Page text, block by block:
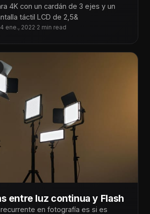
4K con un cardán de 3 ejes y un
táctil LCD de 2,5&
4 ene., 2022·2 min read
entre luz continua y Flash
en fotografía es si es